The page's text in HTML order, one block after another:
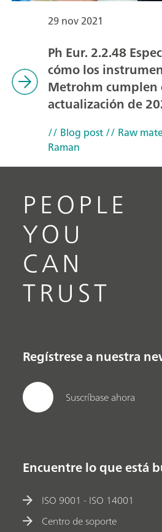
29 nov 2021
Ph Eur. 2.2.48
cómo los
Metrohm cumplen
actualización de
// Blog post// Raw
Raman
PEOPLE
YOU
CAN
TRUST
Regístrese a nuestra
Suscríbase ahora
Encuentre lo que está
ISO 9001 - ISO 14001
Centro de soporte